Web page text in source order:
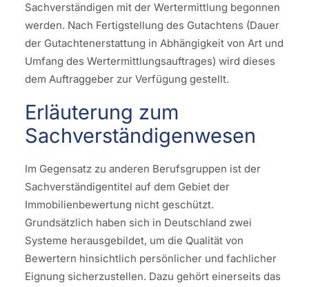
Sachverständigen mit der Wertermittlung begonnen
werden. Nach Fertigstellung des Gutachtens (Dauer
der Gutachtenerstattung in Abhängigkeit von Art und
Umfang des Wertermittlungsauftrages) wird dieses
dem Auftraggeber zur Verfügung gestellt.
Erläuterung zum
Sachverständigenwesen
Im Gegensatz zu anderen Berufsgruppen ist der
Sachverständigentitel auf dem Gebiet der
Immobilienbewertung nicht geschützt.
Grundsätzlich haben sich in Deutschland zwei
Systeme herausgebildet, um die Qualität von
Bewertern hinsichtlich persönlicher und fachlicher
Eignung sicherzustellen. Dazu gehört einerseits das